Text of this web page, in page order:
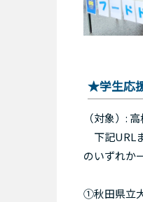
★学生応
（対象）:
下記URL
のいずれか
①秋田県立